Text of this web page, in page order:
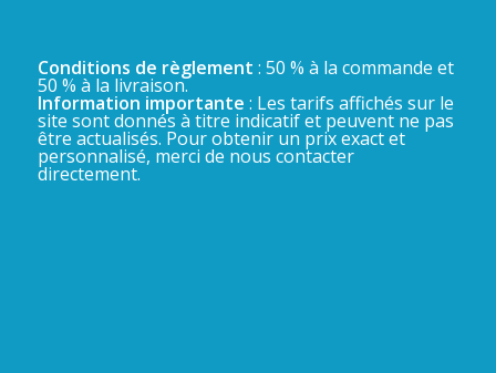
Conditions de règlement : 50 % à la commande et
50 % à la livraison.
Information importante : Les tarifs affichés sur le
site sont donnés à titre indicatif et peuvent ne pas
être actualisés. Pour obtenir un prix exact et
personnalisé, merci de nous contacter
directement.